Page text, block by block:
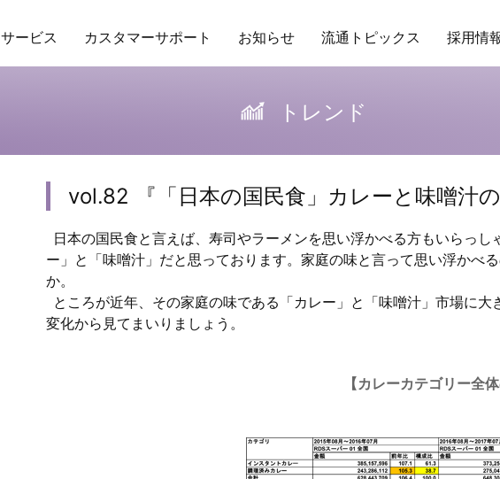
サービス カスタマーサポート お知らせ 流通トピックス 採用情
トレンド
vol.82 『「日本の国民食」カレーと味噌汁の
日本の国民食と言えば、寿司やラーメンを思い浮かべる方もいらっ
ー」と「味噌汁」だと思っております。家庭の味と言って思い浮かべ
か。
ところが近年、その家庭の味である「カレー」と「味噌汁」市場に
変化から見てまいりましょう。
【カレーカテゴリー全